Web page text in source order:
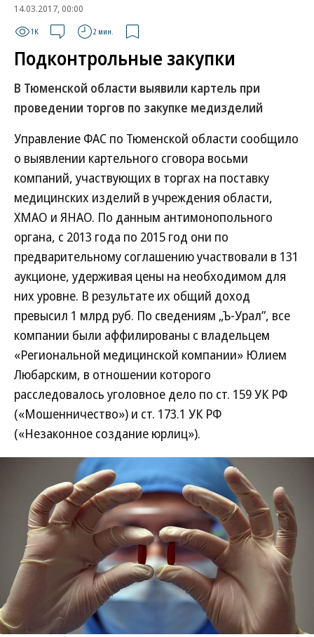
14.03.2017, 00:00
1K 2 мин.
Подконтрольные закупки
В Тюменской области выявили картель при
проведении торгов по закупке медизделий
Управление ФАС по Тюменской области сообщило
о выявлении картельного сговора восьми
компаний, участвующих в торгах на поставку
медицинских изделий в учреждения области,
ХМАО и ЯНАО. По данным антимонопольного
органа, с 2013 года по 2015 год они по
предварительному соглашению участвовали в 131
аукционе, удерживая цены на необходимом для
них уровне. В результате их общий доход
превысил 1 млрд руб. По сведениям „Ъ-Урал”, все
компании были аффилированы с владельцем
«Региональной медицинской компании» Юлием
Любарским, в отношении которого
расследовалось уголовное дело по ст. 159 УК РФ
(«Мошенничество») и ст. 173.1 УК РФ
(«Незаконное создание юрлиц»).